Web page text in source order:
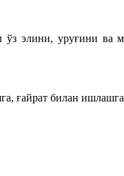
элини, уруғини ва
ғайрат билан